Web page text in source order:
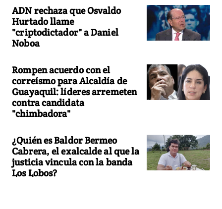
ADN rechaza que Osvaldo
Hurtado llame
"criptodictador" a Daniel
Noboa
Rompen acuerdo con el
correísmo para Alcaldía de
Guayaquil: líderes arremeten
contra candidata
"chimbadora"
¿Quién es Baldor Bermeo
Cabrera, el exalcalde al que la
justicia vincula con la banda
Los Lobos?